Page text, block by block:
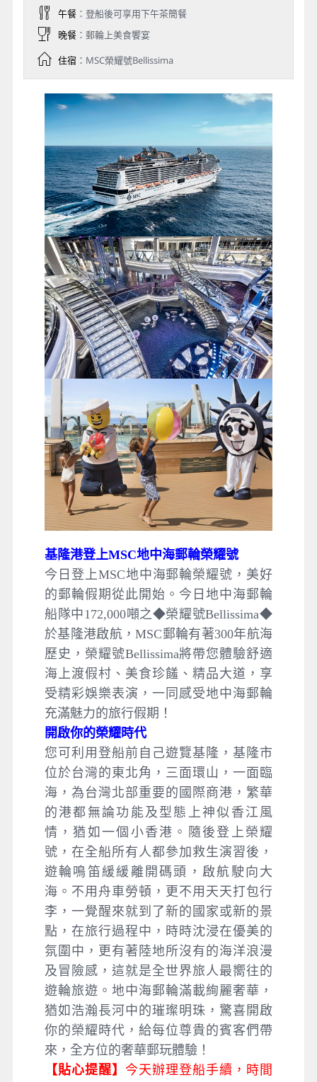
午餐：登船後可享用下午茶簡餐
晚餐：郵輪上美食饗宴
住宿：MSC榮耀號Bellissima
基隆港登上MSC地中海郵輪榮耀號
今日登上MSC地中海郵輪榮耀號，美好
的郵輪假期從此開始。今日地中海郵輪
船隊中172,000噸之◆榮耀號Bellissima◆
於基隆港啟航，MSC郵輪有著300年航海
歷史，榮耀號Bellissima將帶您體驗舒適
海上渡假村、美食珍饈、精品大道，享
受精彩娛樂表演，一同感受地中海郵輪
充滿魅力的旅行假期！
開啟你的榮耀時代
您可利用登船前自己遊覽基隆，基隆市
位於台灣的東北角，三面環山，一面臨
海，為台灣北部重要的國際商港，繁華
的港都無論功能及型態上神似香江風
情，猶如一個小香港。隨後登上榮耀
號，在全船所有人都參加救生演習後，
遊輪鳴笛緩緩離開碼頭，啟航駛向大
海。不用舟車勞頓，更不用天天打包行
李，一覺醒來就到了新的國家或新的景
點，在旅行過程中，時時沈浸在優美的
氛圍中，更有著陸地所沒有的海洋浪漫
及冒險感，這就是全世界旅人最嚮往的
遊輪旅遊。地中海郵輪滿載絢麗奢華，
猶如浩瀚長河中的璀璨明珠，驚喜開啟
你的榮耀時代，給每位尊貴的賓客們帶
來，全方位的奢華郵玩體驗！
【貼心提醒】 今天辦理登船手續，時間